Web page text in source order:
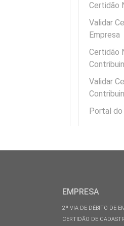
Certidão
Validar
Empresa
Certidão
Validar
Portal
EMPRESA
2ª VIA DE DÉBITO DE
CERTIDÃO DE